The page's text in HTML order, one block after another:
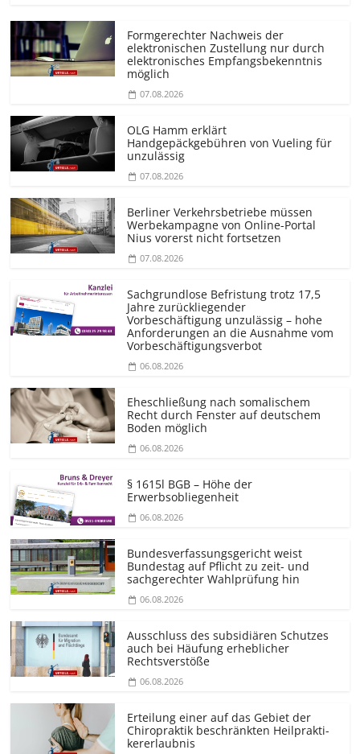
Formgerechter Nachweis der
elektronischen Zustellung nur durch
elektronisches Empfangsbekenntnis
möglich
07.08.2026
OLG Hamm erklärt
Handgepäckgebühren von Vueling für
unzulässig
07.08.2026
Berliner Verkehrsbetriebe müssen
Werbekampagne von Online-Portal
Nius vorerst nicht fortsetzen
07.08.2026
Sachgrundlose Befristung trotz 17,5
Jahre zurückliegender
Vorbeschäftigung unzulässig – hohe
Anforderungen an die Ausnahme vom
Vorbeschäf­tigungsverbot
06.08.2026
Eheschließung nach somalischem
Recht durch Fenster auf deutschem
Boden möglich
06.08.2026
§ 1615l BGB – Höhe der
Erwerbsobliegenheit
06.08.2026
Bundesver­fassungsgericht weist
Bundestag auf Pflicht zu zeit- und
sachgerechter Wahlprüfung hin
06.08.2026
Ausschluss des subsidiären Schutzes
auch bei Häufung erheblicher
Rechtsverstöße
06.08.2026
Erteilung einer auf das Gebiet der
Chiropraktik beschränkten Heilprakti­
kererlaubnis